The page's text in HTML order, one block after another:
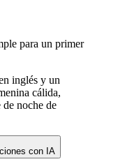
para un primer
inglés y un
cálida,
noche de
con IA